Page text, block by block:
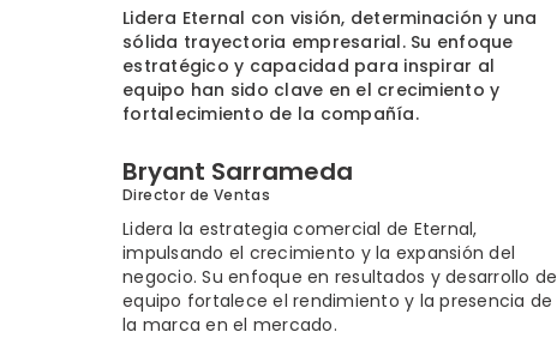
Lidera Eternal con visión, determinación y una
sólida trayectoria empresarial. Su enfoque
estratégico y capacidad para inspirar al
equipo han sido clave en el crecimiento y
fortalecimiento de la compañía.
Bryant Sarrameda
Director de Ventas
Lidera la estrategia comercial de Eternal,
impulsando el crecimiento y la expansión del
negocio. Su enfoque en resultados y desarrollo de
equipo fortalece el rendimiento y la presencia de
la marca en el mercado.